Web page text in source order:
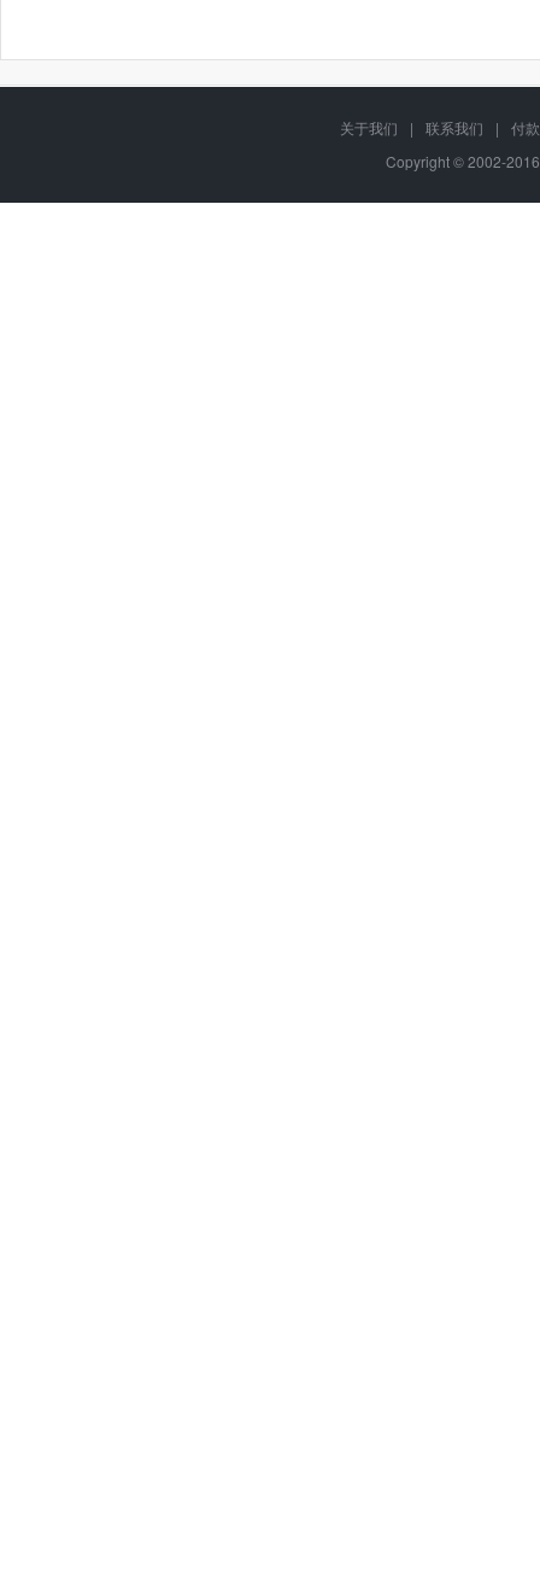
关于我们 | 联系我们 |
付
Copyright © 2002-